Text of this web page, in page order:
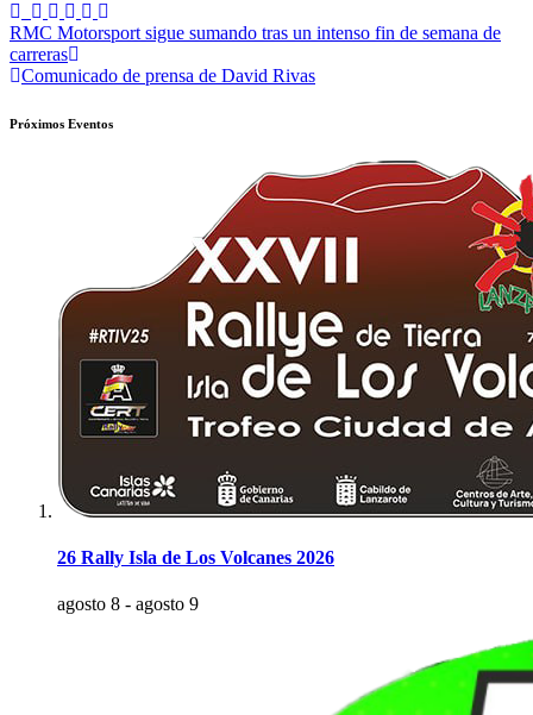
Navegación
de
RMC Motorsport sigue sumando tras un intenso fin de semana de
carreras
Comunicado de prensa de David Rivas
Próximos Eventos
26 Rally Isla de Los Volcanes 2026
agosto 8 - agosto 9